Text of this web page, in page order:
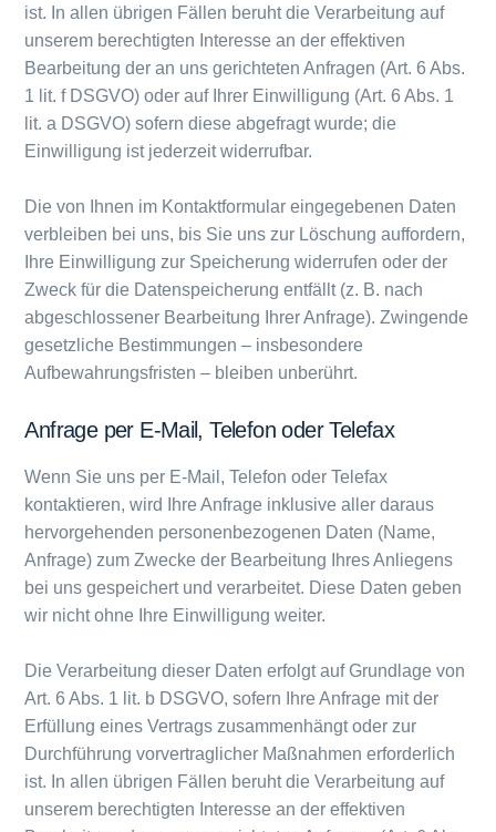
ist. In allen übrigen Fällen beruht die Verarbeitung auf
unserem berechtigten Interesse an der effektiven
Bearbeitung der an uns gerichteten Anfragen (Art. 6 Abs.
1 lit. f DSGVO) oder auf Ihrer Einwilligung (Art. 6 Abs. 1
lit. a DSGVO) sofern diese abgefragt wurde; die
Einwilligung ist jederzeit widerrufbar.
Die von Ihnen im Kontaktformular eingegebenen Daten
verbleiben bei uns, bis Sie uns zur Löschung auffordern,
Ihre Einwilligung zur Speicherung widerrufen oder der
Zweck für die Datenspeicherung entfällt (z. B. nach
abgeschlossener Bearbeitung Ihrer Anfrage). Zwingende
gesetzliche Bestimmungen – insbesondere
Aufbewahrungsfristen – bleiben unberührt.
Anfrage per E-Mail, Telefon oder Telefax
Wenn Sie uns per E-Mail, Telefon oder Telefax
kontaktieren, wird Ihre Anfrage inklusive aller daraus
hervorgehenden personenbezogenen Daten (Name,
Anfrage) zum Zwecke der Bearbeitung Ihres Anliegens
bei uns gespeichert und verarbeitet. Diese Daten geben
wir nicht ohne Ihre Einwilligung weiter.
Die Verarbeitung dieser Daten erfolgt auf Grundlage von
Art. 6 Abs. 1 lit. b DSGVO, sofern Ihre Anfrage mit der
Erfüllung eines Vertrags zusammenhängt oder zur
Durchführung vorvertraglicher Maßnahmen erforderlich
ist. In allen übrigen Fällen beruht die Verarbeitung auf
unserem berechtigten Interesse an der effektiven